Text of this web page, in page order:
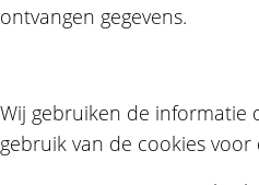
ontvangen gegevens.
Wij gebruiken de informatie
gebruik van de cookies